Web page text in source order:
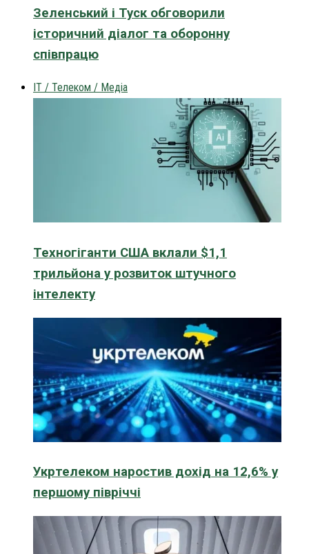
Зеленський і Туск обговорили
історичний діалог та оборонну
співпрацю
IT / Телеком / Медіа
Техногіганти США вклали $1,1
трильйона у розвиток штучного
інтелекту
Укртелеком наростив дохід на 12,6% у
першому півріччі